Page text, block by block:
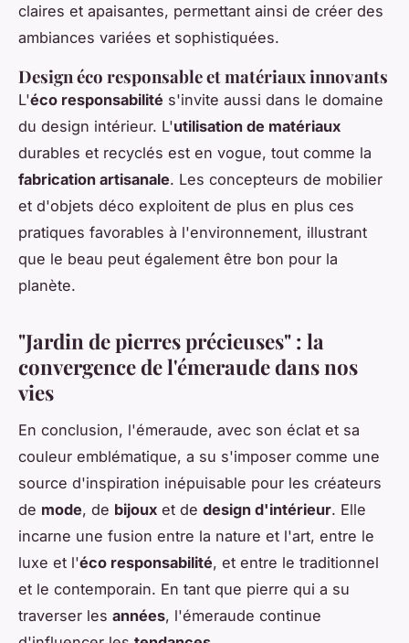
claires et apaisantes, permettant ainsi de créer des
ambiances variées et sophistiquées.
Design éco responsable et matériaux innovants
L'éco responsabilité s'invite aussi dans le domaine
du design intérieur. L'utilisation de matériaux
durables et recyclés est en vogue, tout comme la
fabrication artisanale. Les concepteurs de mobilier
et d'objets déco exploitent de plus en plus ces
pratiques favorables à l'environnement, illustrant
que le beau peut également être bon pour la
planète.
"Jardin de pierres précieuses" : la
convergence de l'émeraude dans nos
vies
En conclusion, l'émeraude, avec son éclat et sa
couleur emblématique, a su s'imposer comme une
source d'inspiration inépuisable pour les créateurs
de mode, de bijoux et de design d'intérieur. Elle
incarne une fusion entre la nature et l'art, entre le
luxe et l'éco responsabilité, et entre le traditionnel
et le contemporain. En tant que pierre qui a su
traverser les années, l'émeraude continue